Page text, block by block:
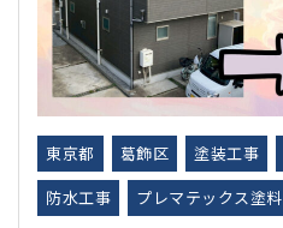
東京都 葛飾区 塗装工事
防水工事
プレマテックス塗料